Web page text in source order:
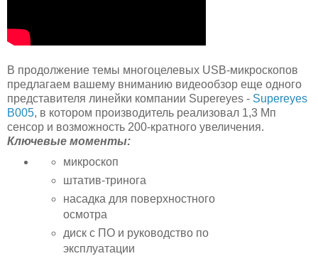
В продолжение темы многоцелевых USB-микроскопов
предлагаем вашему вниманию видеообзор еще одного
представителя линейки компании Supereyes - Supereyes
B005, в котором производитель реализовал 1,3 Мп
сенсор и возможность 200-кратного увеличения.
Ключевые моменты:
микроскоп
штатив-тринога
насадка для поверхностного
осмотра
диск с ПО и руководство по
эксплуатации